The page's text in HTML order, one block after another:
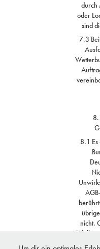
durch
oder
sind
7.3
8.
8.1 Es
nicht.